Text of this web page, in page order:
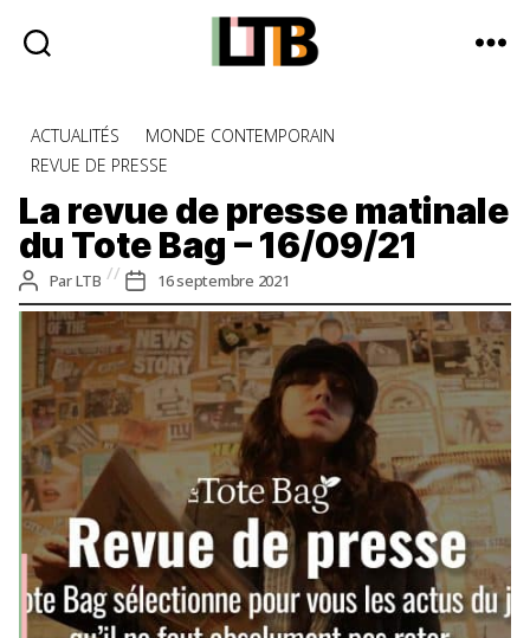
Bag
Média
d'information
quotidienne
Catégories
ACTUALITÉS
MONDE CONTEMPORAIN
REVUE DE PRESSE
La revue de presse matinale
du Tote Bag – 16/09/21
Auteur
de
l’article
ParLTB
Date
de
l’article
16 septembre 2021